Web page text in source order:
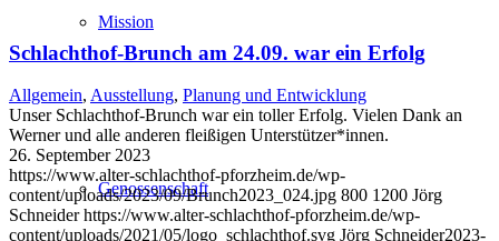
Mission
Genossenschaft
Schlachthof-Brunch am 24.09. war ein Erfolg
Allgemein, Ausstellung, Planung und Entwicklung
Unser Schlachthof-Brunch war ein toller Erfolg. Vielen Dank an
Werner und alle anderen fleißigen Unterstützer*innen.
26. September 2023
https://www.alter-schlachthof-pforzheim.de/wp-
content/uploads/2023/09/Brunch2023_024.jpg 800 1200 Jörg
Schneider https://www.alter-schlachthof-pforzheim.de/wp-
content/uploads/2021/05/logo_schlachthof.svg Jörg Schneider2023-